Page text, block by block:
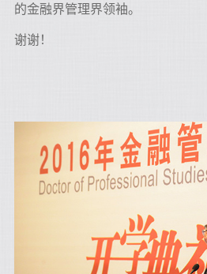
的金融界管理界领袖。
谢谢！